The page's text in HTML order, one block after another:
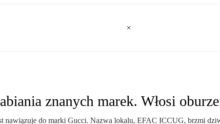
znanych marek. Włosi
do marki Gucci. Nazwa lokalu, EFAC ICCUG, brzmi